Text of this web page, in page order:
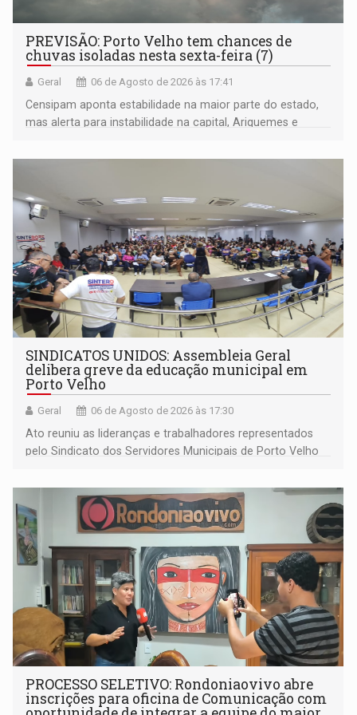
PREVISÃO: Porto Velho tem chances de
chuvas isoladas nesta sexta-feira (7)
Geral 06 de Agosto de 2026 às 17:41
Censipam aponta estabilidade na maior parte do estado,
mas alerta para instabilidade na capital, Ariquemes e
SINDICATOS UNIDOS: Assembleia Geral
delibera greve da educação municipal em
Porto Velho
Geral 06 de Agosto de 2026 às 17:30
Ato reuniu as lideranças e trabalhadores representados
pelo Sindicato dos Servidores Municipais de Porto Velho
PROCESSO SELETIVO: Rondoniaovivo abre
inscrições para oficina de Comunicação com